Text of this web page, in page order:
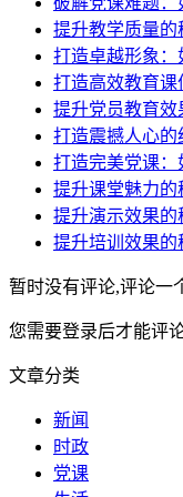
提升教学质量的
打造卓越形象：
打造高效教育课
提升党员教育效
打造震撼人心的
打造完美党课：
提升课堂魅力的
提升演示效果的
提升培训效果的
暂时没有评论,评论一
您需要登录后才能评
文章分类
新闻
时政
党课